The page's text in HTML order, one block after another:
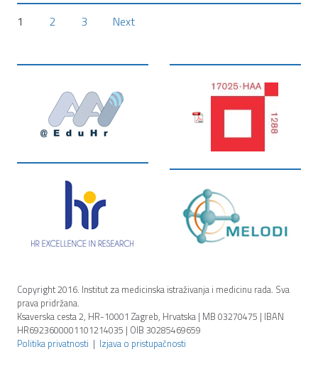
Posts
pagination
1 2 3 Next
Copyright 2016. Institut za medicinska istraživanja i medicinu rada. Sva
prava pridržana.
Ksaverska cesta 2, HR-10001 Zagreb, Hrvatska | MB 03270475 | IBAN
HR6923600001101214035 | OIB 30285469659
Politika privatnosti | Izjava o pristupačnosti